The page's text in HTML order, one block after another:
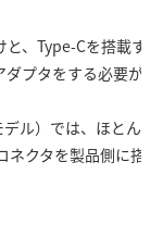
、Type-Cを搭載す
プタをする必要が
ル）では、ほとん
ネクタを製品側に搭